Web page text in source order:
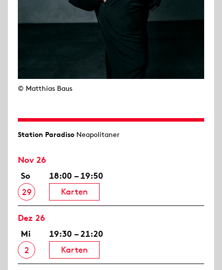
© Matthias Baus
Station Paradiso Neapolitaner
Nov 26
So
29
18:00 – 19:50
Karten
Dez 26
Mi
2
19:30 – 21:20
Karten